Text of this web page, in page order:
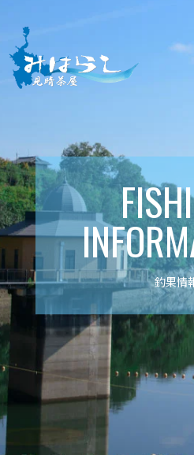
content
釣果情